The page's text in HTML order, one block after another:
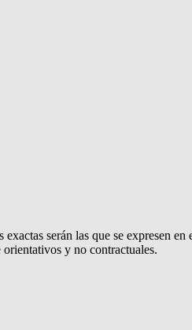
serán las que se expresen
y no contractuales.